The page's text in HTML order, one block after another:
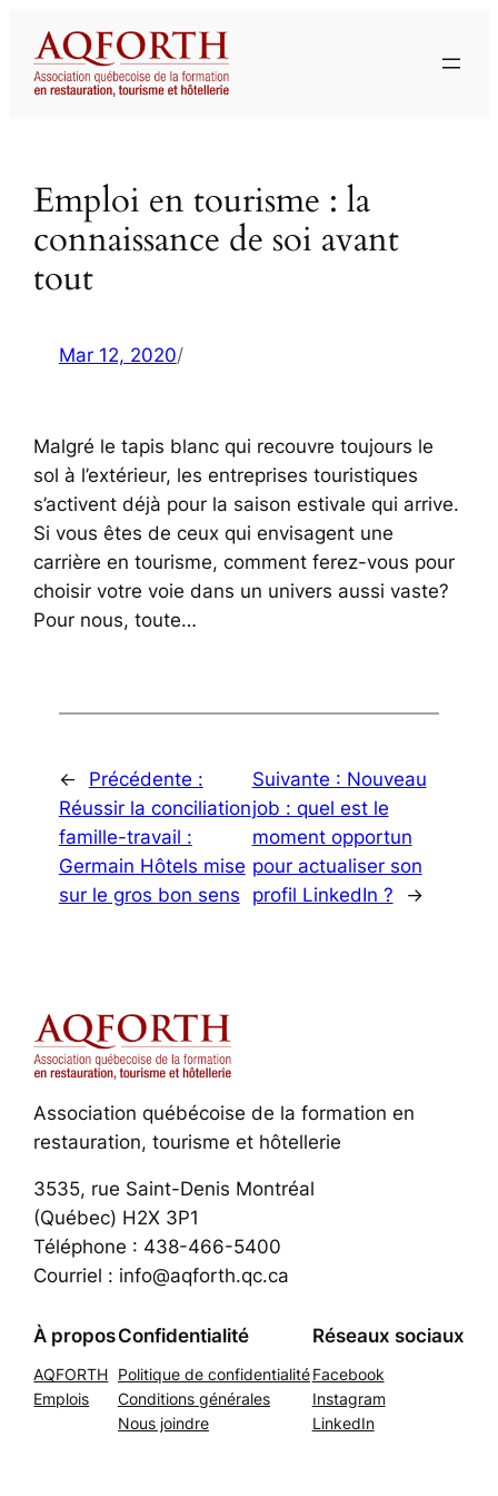
contenu
Emploi en tourisme : la
connaissance de soi avant
tout
Mar 12, 2020/
Malgré le tapis blanc qui recouvre toujours le
sol à l’extérieur, les entreprises touristiques
s’activent déjà pour la saison estivale qui arrive.
Si vous êtes de ceux qui envisagent une
carrière en tourisme, comment ferez-vous pour
choisir votre voie dans un univers aussi vaste?
Pour nous, toute…
←
Précédente :
Réussir la conciliation
famille-travail :
Germain Hôtels mise
sur le gros bon sens
Suivante : Nouveau
job : quel est le
moment opportun
pour actualiser son
profil LinkedIn ?
→
Association québécoise de la formation en
restauration, tourisme et hôtellerie
3535, rue Saint-Denis Montréal
(Québec) H2X 3P1
Téléphone : 438-466-5400
Courriel : info@aqforth.qc.ca
À propos
AQFORTH
Emplois
Confidentialité
Politique de confidentialité
Conditions générales
Nous joindre
Réseaux sociaux
Facebook
Instagram
LinkedIn